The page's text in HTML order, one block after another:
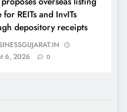
REITs and InvITs
depository receipts
6, 2026
0